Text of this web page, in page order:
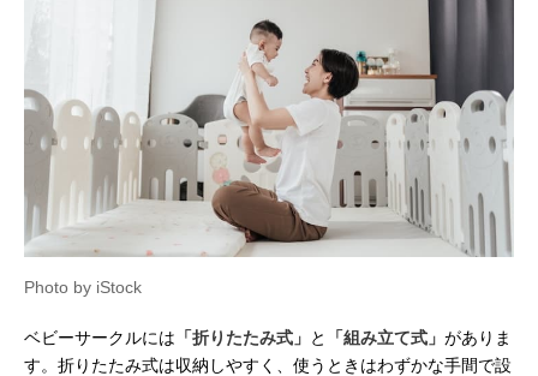
Photo by iStock
ベビーサークルには 「折りたたみ式」 と 「組み立て式」 がありま
す。折りたたみ式は収納しやすく、使うときはわずかな手間で設